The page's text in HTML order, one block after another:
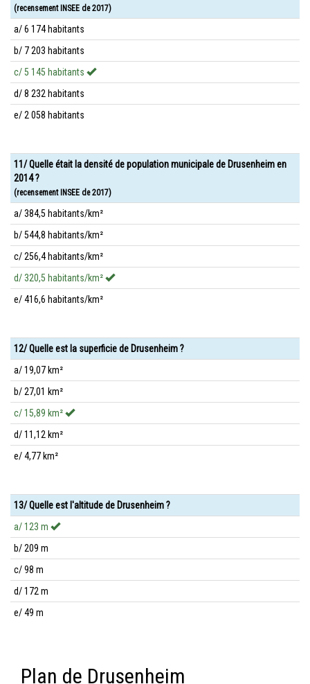
(recensement INSEE de 2017)
a/ 6 174 habitants
b/ 7 203 habitants
c/ 5 145 habitants
d/ 8 232 habitants
e/ 2 058 habitants
11/ Quelle était la densité de population municipale de Drusenheim en
2014 ?
(recensement INSEE de 2017)
a/ 384,5 habitants/km²
b/ 544,8 habitants/km²
c/ 256,4 habitants/km²
d/ 320,5 habitants/km²
e/ 416,6 habitants/km²
12/ Quelle est la superficie de Drusenheim ?
a/ 19,07 km²
b/ 27,01 km²
c/ 15,89 km²
d/ 11,12 km²
e/ 4,77 km²
13/ Quelle est l'altitude de Drusenheim ?
a/ 123 m
b/ 209 m
c/ 98 m
d/ 172 m
e/ 49 m
Plan de Drusenheim